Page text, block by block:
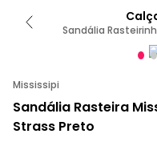
Sandália
Mississipi
Sandália Rasteira
Strass Preto